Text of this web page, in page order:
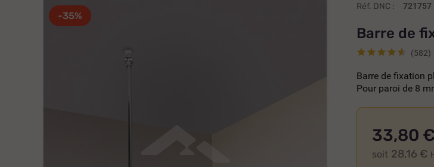
-35%
Réf. DNC : 721757
Barre de
(582)
Barre de fixation
Pour paroi de 8
33,80 €
soit 28,16 €